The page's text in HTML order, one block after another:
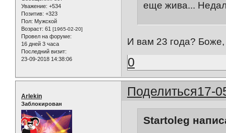
Уважение: +534
Позитив: +323
Пол: Мужской
Возраст: 61 [1965-02-20]
Провел на форуме:
16 дней 3 часа
Последний визит:
23-09-2018 14:38:06
еще жива...
И вам 23 года?
0
Поделиться17-
Arlekin
Заблокирован
Startoleg